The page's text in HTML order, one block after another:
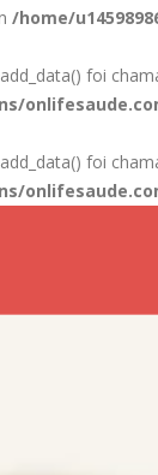
/home/
foi
foi